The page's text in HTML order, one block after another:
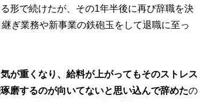
形で続けたが、その1年半後に再び辞職を決
ぎ業務や新事業の鉄砲玉をして退職に至っ
が重くなり、給料が上がってもそのストレス
磨するのが向いてないと思い込んで辞めたの